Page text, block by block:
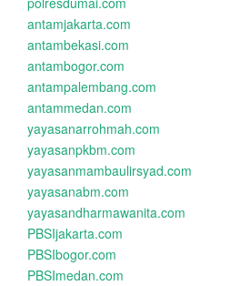
antamjakarta.com
antambekasi.com
antambogor.com
antampalembang.com
antammedan.com
yayasanarrohmah.com
yayasanpkbm.com
yayasanmambaulirsyad.com
yayasanabm.com
yayasandharmawanita.com
PBSIjakarta.com
PBSIbogor.com
PBSImedan.com